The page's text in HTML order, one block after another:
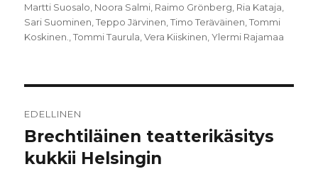
Martti Suosalo Noora Salmi Raimo Grönberg Ria Kataja
Sari Suominen ,Teppo Järvinen ,Timo Teräväinen ,Tommi
Koskinen.
,Tommi Taurula ,Vera Kiiskinen ,Ylermi Rajamaa
selaus
EDELLINEN
Edellinen
artikkeli:
Brechtiläinen teatterikäsitys
kukkii Helsingin